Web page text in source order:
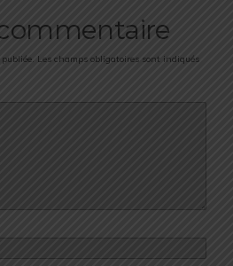
Les champs obligatoires sont indiqués